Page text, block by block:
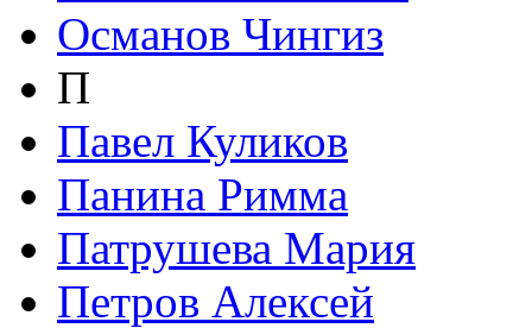
Османов Чингиз
П
Павел Куликов
Панина Римма
Патрушева Мария
Петров Алексей